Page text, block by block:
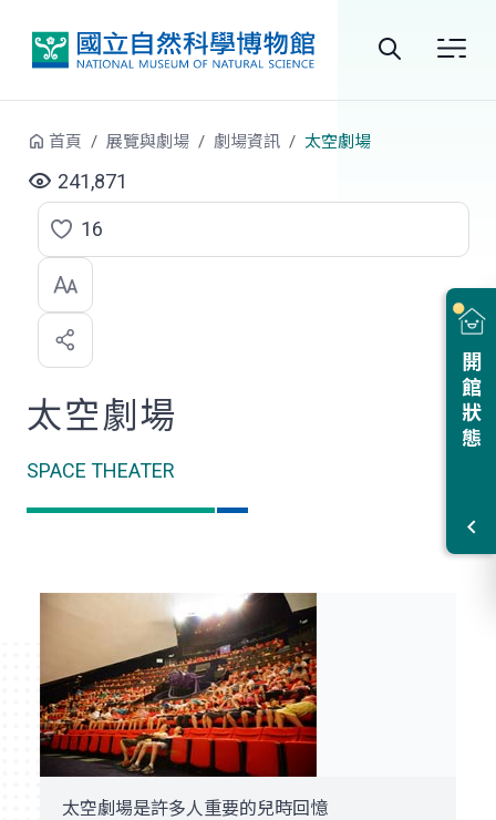
尋
開館狀態
首頁 展覽與劇場 劇場資訊 太空劇場
241,871
點
選
喜
歡
16
太空劇場
SPACE THEATER
太空劇場是許多人重要的兒時回憶